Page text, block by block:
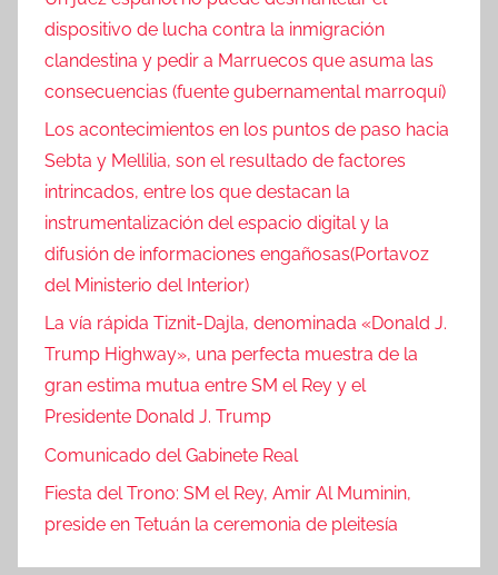
dispositivo de lucha contra la inmigración
clandestina y pedir a Marruecos que asuma las
consecuencias (fuente gubernamental marroquí)
Los acontecimientos en los puntos de paso hacia
Sebta y Mellilia, son el resultado de factores
intrincados, entre los que destacan la
instrumentalización del espacio digital y la
difusión de informaciones engañosas(Portavoz
del Ministerio del Interior)
La vía rápida Tiznit-Dajla, denominada «Donald J.
Trump Highway», una perfecta muestra de la
gran estima mutua entre SM el Rey y el
Presidente Donald J. Trump
Comunicado del Gabinete Real
Fiesta del Trono: SM el Rey, Amir Al Muminin,
preside en Tetuán la ceremonia de pleitesía